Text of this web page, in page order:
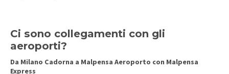
Ci sono collegamenti con gli
aeroporti?
Da Milano Cadorna a Malpensa Aeroporto con Malpensa
Express